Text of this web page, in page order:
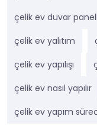
çelik ev duvar
çelik ev yalıtım
çelik ev yapılışı
çelik ev nasıl yapılır
çelik ev yapım